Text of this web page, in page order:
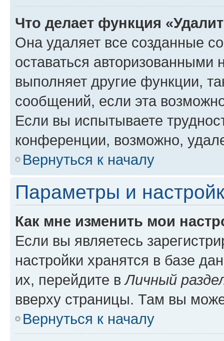
Что делает функция
Она удаляет все созданные
оставаться авторизованными
выполняет другие функции,
сообщений, если эта
Если вы испытываете
конференции, возможно,
Вернуться к началу
Параметры и
Как мне изменить мои
Если вы являетесь
настройки хранятся в базе
их, перейдите вЛичный
вверху страницы. Там вы
Вернуться к началу